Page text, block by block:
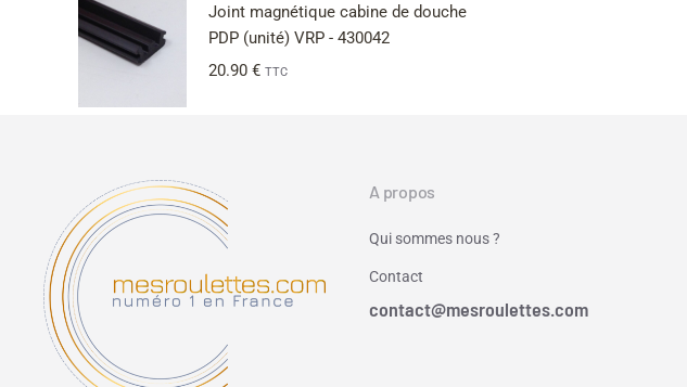
Joint magnétique cabine de douche
PDP (unité) VRP - 430042
20.90 € TTC
A propos
Qui sommes nous ?
Contact
contact@mesroulettes.com